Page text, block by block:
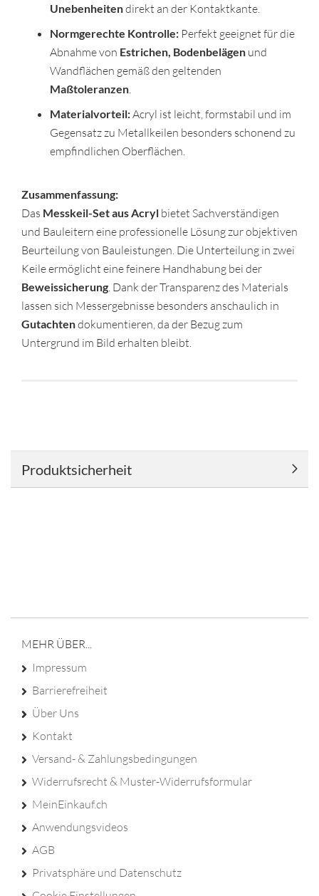
Unebenheitendirekt an der Kontaktkante.
Normgerechte Kontrolle: Perfekt geeignet für die
Abnahme von Estrichen, Bodenbelägen und
Wandflächen gemäß den geltenden
Maßtoleranzen.
Materialvorteil:Acryl ist leicht, formstabil und im
Gegensatz zu Metallkeilen besonders schonend zu
empfindlichen Oberflächen.
Zusammenfassung:
Das Messkeil-Set aus Acryl bietet Sachverständigen
und Bauleitern eine professionelle Lösung zur objektiven
Beurteilung von Bauleistungen. Die Unterteilung in zwei
Keile ermöglicht eine feinere Handhabung bei der
Beweissicherung. Dank der Transparenz des Materials
lassen sich Messergebnisse besonders anschaulich in
Gutachtendokumentieren, da der Bezug zum
Untergrund im Bild erhalten bleibt.
Produktsicherheit
MEHR ÜBER...
Impressum
Barrierefreiheit
Über Uns
Kontakt
Versand- & Zahlungsbedingungen
Widerrufsrecht & Muster-Widerrufsformular
MeinEinkauf.ch
Anwendungsvideos
AGB
Privatsphäre und Datenschutz